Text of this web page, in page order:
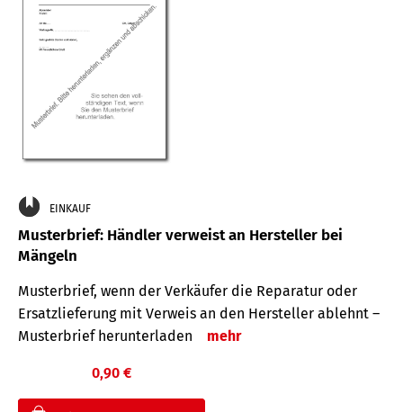
EINKAUF
Musterbrief: Händler verweist an Hersteller bei
Mängeln
Musterbrief, wenn der Verkäufer die Reparatur oder
Ersatzlieferung mit Verweis an den Hersteller ablehnt –
Musterbrief herunterladen
mehr
0,90 €